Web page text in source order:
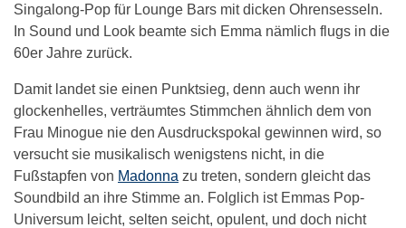
Singalong-Pop für Lounge Bars mit dicken Ohrensesseln.
In Sound und Look beamte sich Emma nämlich flugs in die
60er Jahre zurück.
Damit landet sie einen Punktsieg, denn auch wenn ihr
glockenhelles, verträumtes Stimmchen ähnlich dem von
Frau Minogue nie den Ausdruckspokal gewinnen wird, so
versucht sie musikalisch wenigstens nicht, in die
Fußstapfen von Madonna zu treten, sondern gleicht das
Soundbild an ihre Stimme an. Folglich ist Emmas Pop-
Universum leicht, selten seicht, opulent, und doch nicht